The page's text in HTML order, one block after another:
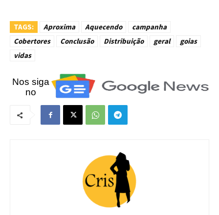
TAGS: Aproxima Aquecendo
campanha
Cobertores
Conclusão Distribuição geral
goias
vidas
Nos siga
no